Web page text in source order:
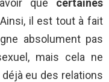
que certaines
il est tout à fait
absolument pas
mais cela ne
déjà eu des relations